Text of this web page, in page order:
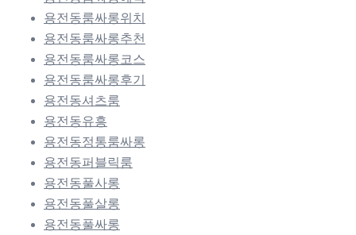
용전동룸싸롱위치
용전동룸싸롱추천
용전동룸싸롱코스
용전동룸싸롱후기
용전동셔츠룸
용전동유흥
용전동정통룸싸롱
용전동퍼블릭룸
용전동풀사롱
용전동풀살롱
용전동풀싸롱